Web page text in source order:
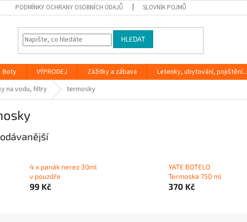
PODMÍNKY OCHRANY OSOBNÍCH ÚDAJŮ SLOVNÍK POJMŮ
HLEDAT
Boty VÝPRODEJ Zážitky a zábava Letenky, ubytování, pojištění...
na vodu, filtry termosky
4 x panák nerez 30ml
v pouzdře
99 Kč
YATE BOTELO
Termoska 750 ml
370 Kč